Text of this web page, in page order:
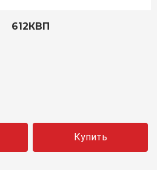
612КВП
Купить